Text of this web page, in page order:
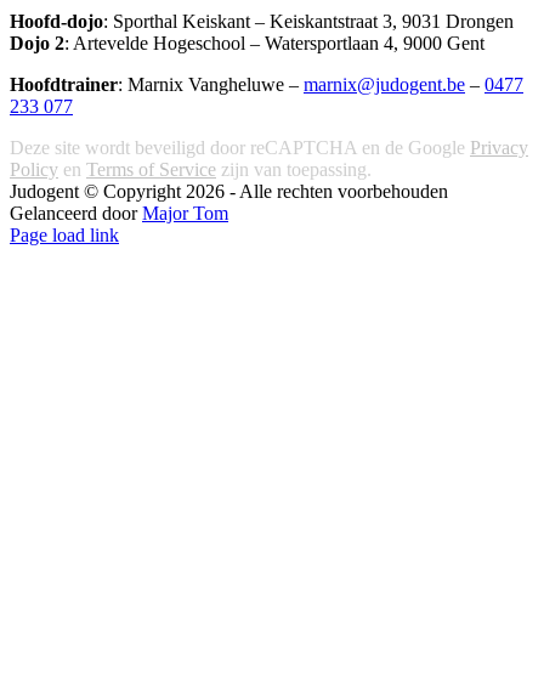
Hoofd-dojo: Sporthal Keiskant – Keiskantstraat 3, 9031 Drongen
Dojo 2: Artevelde Hogeschool – Watersportlaan 4, 9000 Gent
Hoofdtrainer: Marnix Vangheluwe – marnix@judogent.be – 0477
233 077
Deze site wordt beveiligd door reCAPTCHA en de Google Privacy
Policy en Terms of Service zijn van toepassing.
Judogent © Copyright2026 - Alle rechten voorbehouden
Gelanceerd doorMajor Tom
Facebook
Instagram
Page load link